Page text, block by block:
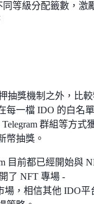
等級分配籤數，激
抽獎機制之外，比
每一檔 IDO 的白名
群組等方式
幣抽獎。
目前都已經開始與
了 NFT 專場 -
場，相信其他 IDO平